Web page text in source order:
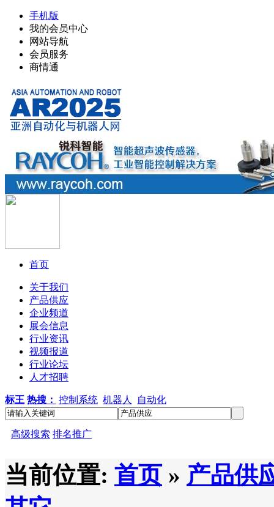
手机版
我的会员中心
网站导航
会员服务
商情通
首页
关于我们
产品供应
企业频道
展会信息
行业资讯
视频报道
行业论坛
人才招聘
标王 热搜： 控制系统 机器人 自动化
高级搜索 排名推广
当前位置: 首页 » 产品供